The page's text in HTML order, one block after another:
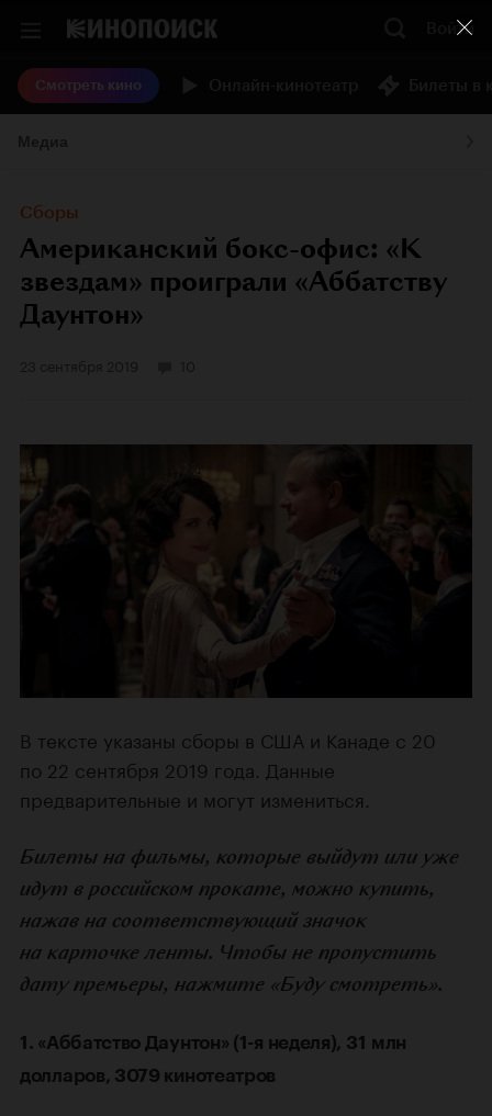
Войти
Смотреть кино
Сборы
Американский бокс-офис: «К
звездам» проиграли «Аббатству
Даунтон»
В тексте указаны сборы в США и Канаде с 20
по 22 сентября 2019 года. Данные
предварительные и могут измениться.
Билеты на фильмы, которые выйдут или уже
идут в российском прокате, можно купить,
нажав на соответствующий значок
на карточке ленты. Чтобы не пропустить
дату премьеры, нажмите «Буду смотреть».
1. «Аббатство Даунтон» (1-я неделя), 31 млн
долларов, 3079 кинотеатров